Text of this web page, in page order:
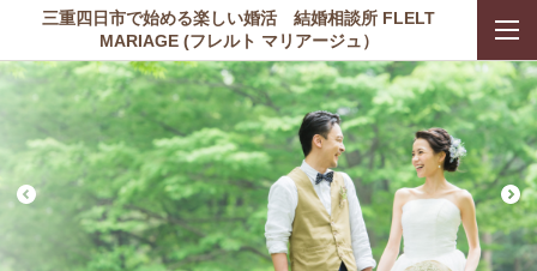
三重四日市で始める楽しい婚活 結婚相談所 FLELT
MARIAGE (フレルト マリアージュ）